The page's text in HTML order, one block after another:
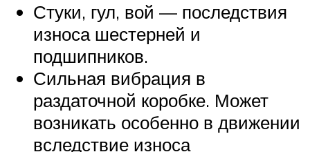
Стуки, гул, вой — последствия
износа шестерней и
подшипников.
Сильная вибрация в
раздаточной коробке. Может
возникать особенно в движении
вследствие износа